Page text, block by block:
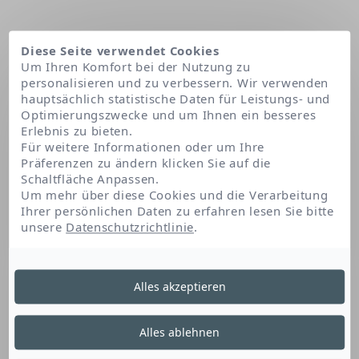
Startseite Boron nitride
Boron Nitride
Dieses Bor-Derivat kann verwendet werden,
um:
Diese Seite verwendet Cookies
Um Ihren Komfort bei der Nutzung zu
personalisieren und zu verbessern. Wir verwenden
hauptsächlich statistische Daten für Leistungs- und
Optimierungszwecke und um Ihnen ein besseres
Erlebnis zu bieten.
Für weitere Informationen oder um Ihre
Präferenzen zu ändern klicken Sie auf die
Schaltfläche Anpassen.
Um mehr über diese Cookies und die Verarbeitung
Ihrer persönlichen Daten zu erfahren lesen Sie bitte
unsere Datenschutzrichtlinie.
Alles ablehnen
Alles akzeptieren